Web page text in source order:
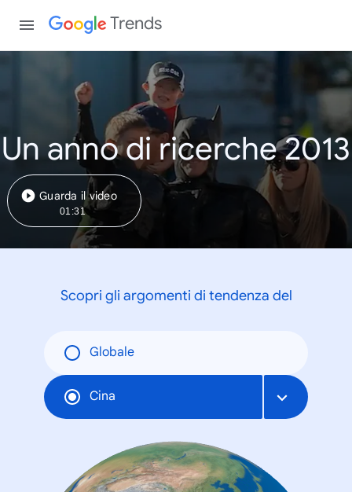
Trends
Un anno di ricerche 2013
Guarda il video
01:31
Scopri gli argomenti di tendenza del
Globale
Cina